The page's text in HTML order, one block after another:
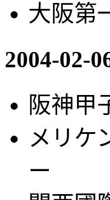
大阪第
2004-02-
阪神甲
メリケ
ー